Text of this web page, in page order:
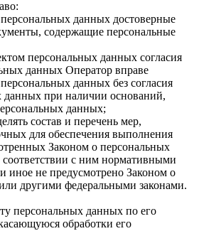
персональных данных достоверные
содержащие персональные
персональных данных согласия
данных Оператор вправе
данных без согласия
данных при наличии оснований,
данных;
состав и перечень мер,
для обеспечения выполнения
Законом о персональных
с ним нормативными
иное не предусмотрено Законом о
другими федеральными законами.
персональных данных по его
обработки его